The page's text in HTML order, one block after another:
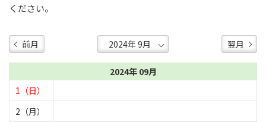
ください。
前月 翌月
2024年 09月
1（日）
2（月）